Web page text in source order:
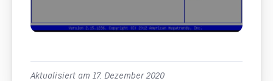
Aktualisiert am 17. Dezember 2020